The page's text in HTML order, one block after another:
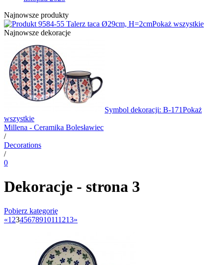
Najnowsze produkty
4-55 Talerz taca Ø29cm, H=2cmPokaż wszystkie
Najnowsze dekoracje
Symbol dekoracji: B-171Pokaż
wszystkie
Millena - Ceramika Bolesławiec
/
Decorations
/
0
Dekoracje - strona 3
Pobierz kategorię
«1 2345678910111213»